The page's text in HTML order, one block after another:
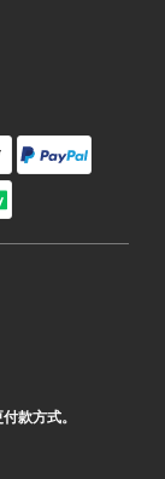
款方式。